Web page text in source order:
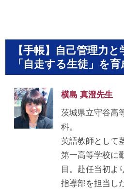
【手帳】自己管理力
「自走する生徒」を育
横島 真澄先生
茨城県立守谷高
科。
英語教師として
第一高等学校に
目。赴任当初よ
指導部を担当し